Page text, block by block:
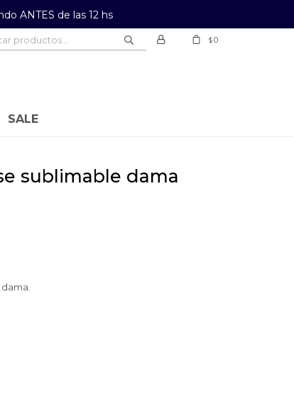
ANTES de las 12 hs
SALE
$0
sublimable dama